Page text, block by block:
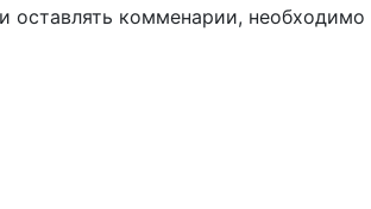
оставлять комменарии, необходимо